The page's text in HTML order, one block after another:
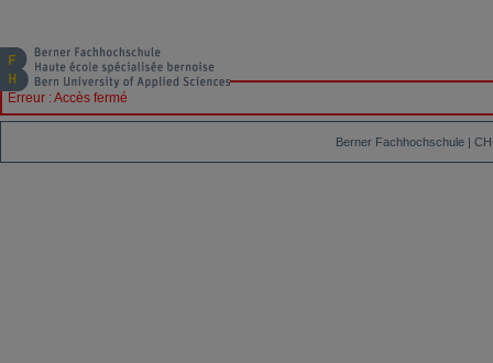
Erreur : Accès fermé
Berner Fachhochschule |